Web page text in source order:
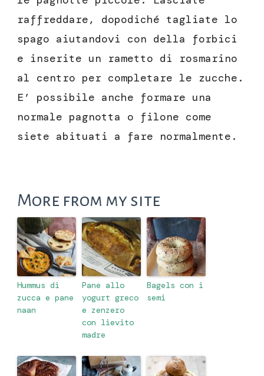
raffreddare, dopodiché tagliate lo
spago aiutandovi con della forbici
e inserite un rametto di rosmarino
al centro per completare le zucche.
E’ possibile anche formare una
normale pagnotta o filone come
siete abituati a fare normalmente.
More from my site
Hummus di
zucca e pane
naan
Pane allo
yogurt greco
e zenzero
con lievito
madre
Bagels con i
semi